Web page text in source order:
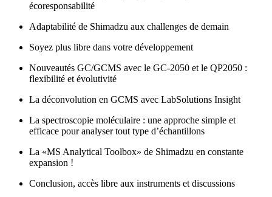
écoresponsabilité
Adaptabilité de Shimadzu aux challenges de demain
Soyez plus libre dans votre développement
Nouveautés GC/GCMS avec le GC-2050 et le QP2050 :
flexibilité et évolutivité
La déconvolution en GCMS avec LabSolutions Insight
La spectroscopie moléculaire : une approche simple et
efficace pour analyser tout type d’échantillons
La «MS Analytical Toolbox» de Shimadzu en constante
expansion !
Conclusion, accès libre aux instruments et discussions